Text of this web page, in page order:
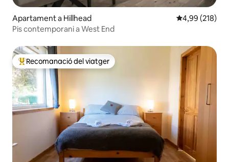
Apartament a Hillhead 4,99 de
4,99 (218)
Pis contemporani a West End
Principals recomanacions dels viatgers
Recomanació del viatger